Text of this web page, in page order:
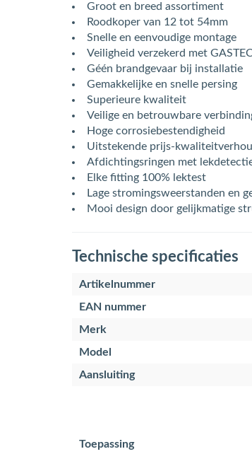
Groot en breed assortiment
Roodkoper van 12 tot 54mm
Snelle en eenvoudige montage
Veiligheid verzekerd met
Géén brandgevaar bij installatie
Gemakkelijke en snelle persing
Superieure kwaliteit
Veilige en betrouwbare
Hoge corrosiebestendigheid
Uitstekende prijs-
Afdichtingsringen met
Elke fitting 100% lektest
Lage stromingsweerstanden en
Mooi design door gelijkmatige
Technische specificaties
Artikelnummer
EAN nummer
Merk
Model
Aansluiting
Toepassing